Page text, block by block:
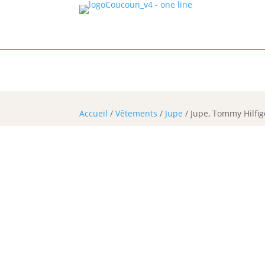
Accueil /Vêtements / Jupe / Jupe, Tommy